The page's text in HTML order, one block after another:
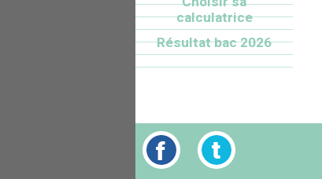
calculatrice
Résultat bac 2026